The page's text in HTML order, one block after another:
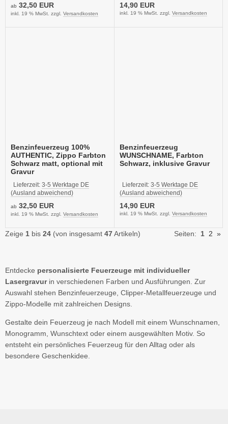
ab 32,50 EUR
inkl. 19 % MwSt. zzgl. Versandkosten
14,90 EUR
inkl. 19 % MwSt. zzgl. Versandkosten
Benzinfeuerzeug 100%
AUTHENTIC, Zippo Farbton
Schwarz matt, optional mit
Gravur
Lieferzeit: 3-5 Werktage DE
(Ausland abweichend)
ab 32,50 EUR
inkl. 19 % MwSt. zzgl. Versandkosten
Benzinfeuerzeug
WUNSCHNAME, Farbton
Schwarz, inklusive Gravur
Lieferzeit: 3-5 Werktage DE
(Ausland abweichend)
14,90 EUR
inkl. 19 % MwSt. zzgl. Versandkosten
Zeige 1 bis 24 (von insgesamt 47Artikeln) Seiten: 1 2 »
Entdecke personalisierte Feuerzeuge mit individueller
Lasergravurin verschiedenen Farben und Ausführungen. Zur
Auswahl stehen Benzinfeuerzeuge, Clipper-Metallfeuerzeuge und
Zippo-Modelle mit zahlreichen Designs.
Gestalte dein Feuerzeug je nach Modell mit einem Wunschnamen,
Monogramm, Wunschtext oder einem ausgewählten Motiv. So
entsteht ein persönliches Feuerzeug für den Alltag oder als
besondere Geschenkidee.